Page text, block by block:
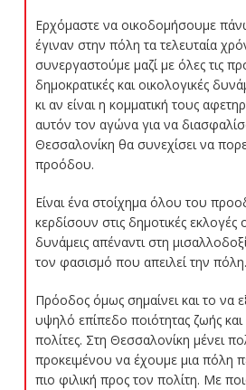
Ερχόμαστε να οικοδομήσουμε
έγιναν στην πόλη τα τελευταία
συνεργαστούμε μαζί με όλες τις
δημοκρατικές και οικολογικές
κι αν είναι η κομματική τους
αυτόν τον αγώνα για να
Θεσσαλονίκη θα συνεχίσει να
προόδου.
Είναι ένα στοίχημα όλου του
κερδίσουν στις δημοτικές εκλογές
δυνάμεις απέναντι στη
τον φασισμό που απειλεί την πόλη.
Πρόοδος όμως σημαίνει και το να
υψηλό επίπεδο ποιότητας ζωής
πολίτες. Στη Θεσσαλονίκη μένει
προκειμένου να έχουμε μια πόλη
πιο φιλική προς τον πολίτη. Με